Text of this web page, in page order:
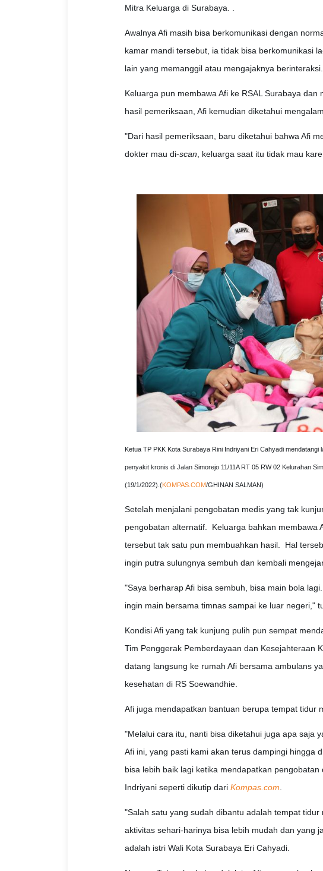
Mitra Keluarga di Surabaya. .
Awalnya Afi masih bisa berkomunikasi dengan
kamar mandi tersebut, ia tidak bisa berkomunikasi
lain yang memanggil atau mengajaknya berinteraksi.
Keluarga pun membawa Afi ke RSAL Surabaya
hasil pemeriksaan, Afi kemudian diketahui
"Dari hasil pemeriksaan, baru diketahui bahwa Afi
dokter mau di-scan , keluarga saat itu tidak mau
Ketua TP PKK Kota Surabaya Rini Indriyani Eri Cahyadi
penyakit kronis di Jalan Simorejo 11/11A RT 05 RW 02 Kelurahan
(19/1/2022).(KOMPAS.COM/GHINAN SALMAN)
Setelah menjalani pengobatan medis yang tak
pengobatan alternatif. Keluarga bahkan membawa
tersebut tak satu pun membuahkan hasil. Hal
ingin putra sulungnya sembuh dan kembali
"Saya berharap Afi bisa sembuh, bisa main bola
ingin main bersama timnas sampai ke luar negeri,"
Kondisi Afi yang tak kunjung pulih pun sempat
Tim Penggerak Pemberdayaan dan Kesejahteraan
datang langsung ke rumah Afi bersama ambulans
kesehatan di RS Soewandhie.
Afi juga mendapatkan bantuan berupa tempat tidur
"Melalui cara itu, nanti bisa diketahui juga apa saja
Afi ini, yang pasti kami akan terus dampingi hingga
bisa lebih baik lagi ketika mendapatkan
Indriyani seperti dikutip dari Kompas.com
"Salah satu yang sudah dibantu adalah tempat
aktivitas sehari-harinya bisa lebih mudah dan yang
adalah istri Wali Kota Surabaya Eri Cahyadi.